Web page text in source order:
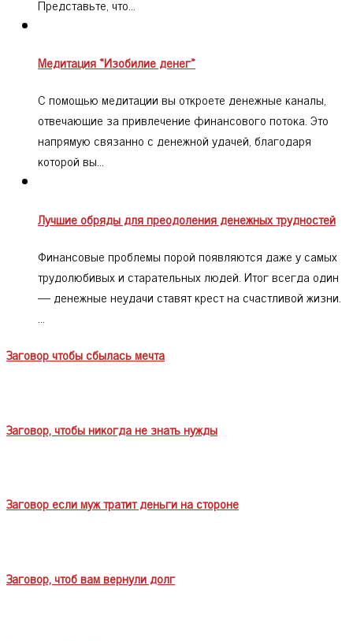
Представьте, что…
Медитация «Изобилие денег»
С помощью медитации вы откроете денежные каналы,
отвечающие за привлечение финансового потока. Это
напрямую связанно с денежной удачей, благодаря
которой вы…
Лучшие обряды для преодоления денежных трудностей
Финансовые проблемы порой появляются даже у самых
трудолюбивых и старательных людей. Итог всегда один
— денежные неудачи ставят крест на счастливой жизни.
…
Заговор чтобы сбылась мечта
Заговор, чтобы никогда не знать нужды
Заговор если муж тратит деньги на стороне
Заговор, чтоб вам вернули долг